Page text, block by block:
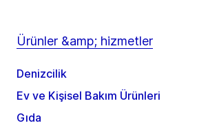
Ürünler &amp; hizmetler
Denizcilik
Ev ve Kişisel Bakım Ürünleri
Gıda